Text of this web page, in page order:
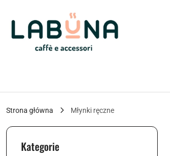
Przejdź do treści głównej
Przejdź do wyszukiwarki
Przejdź do moje konto
Przejdź do menu głównego
Przejdź do stopki
Strona główna Młynki ręczne
Kategorie